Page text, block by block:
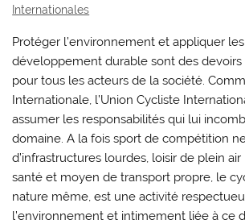
Internationales
Protéger l’environnement et appliquer
développement durable sont des
pour tous les acteurs de la société.
Internationale, l’Union Cycliste
assumer les responsabilités qui lui
domaine. A la fois sport de compétition
d’infrastructures lourdes, loisir de plein
santé et moyen de transport propre, le
nature même, est une activité
l’environnement et intimement liée à ce